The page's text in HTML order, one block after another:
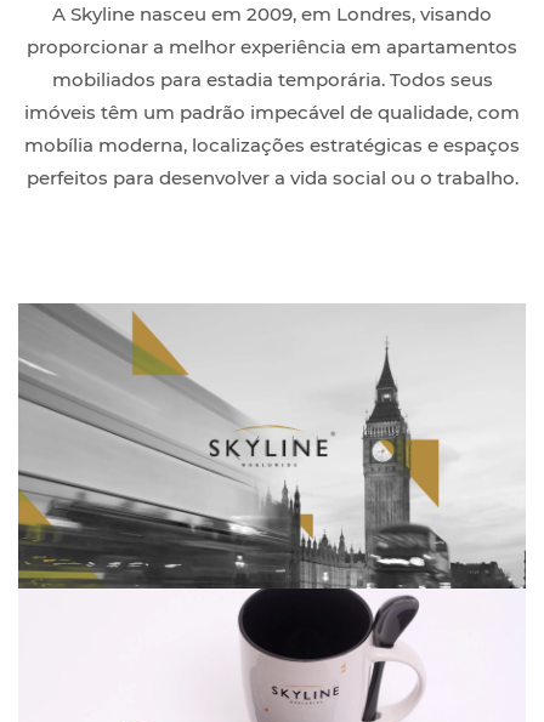
A Skyline nasceu em 2009, em Londres, visando
proporcionar a melhor experiência em apartamentos
mobiliados para estadia temporária. Todos seus
imóveis têm um padrão impecável de qualidade, com
mobília moderna, localizações estratégicas e espaços
perfeitos para desenvolver a vida social ou o trabalho.